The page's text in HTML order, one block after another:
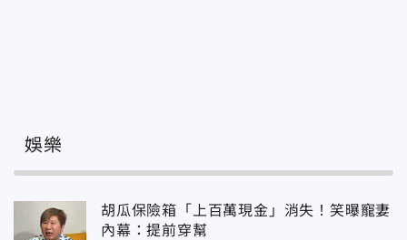
娛樂
胡瓜保險箱「上百萬現金」消失！笑曝寵妻
內幕：提前穿幫